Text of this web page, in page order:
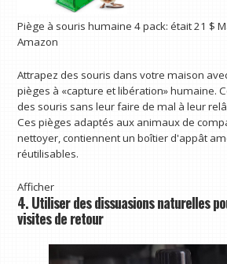
Piège à souris humaine 4 pack: était 21 $
Amazon
Attrapez des souris dans votre maison
pièges à «capture et libération» humaine.
des souris sans leur faire de mal à leur
Ces pièges adaptés aux animaux de
nettoyer, contiennent un boîtier d'appât
réutilisables.
Afficher
4. Utiliser des dissuasions naturelles
visites de retour